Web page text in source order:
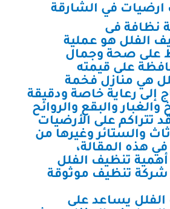
في الشارقة
نظافة فى
الفلل هو عملية
على صحة وجمال
على قيمته
هي منازل فخمة
إلى رعاية خاصة ودقيقة
والغبار والبقع والروائح
تتراكم على الأرضيات
والستائر وغيرها من
هذه المقالة،
تنظيف الفلل
شركة تنظيف موثوقة
الفلل يساعد على